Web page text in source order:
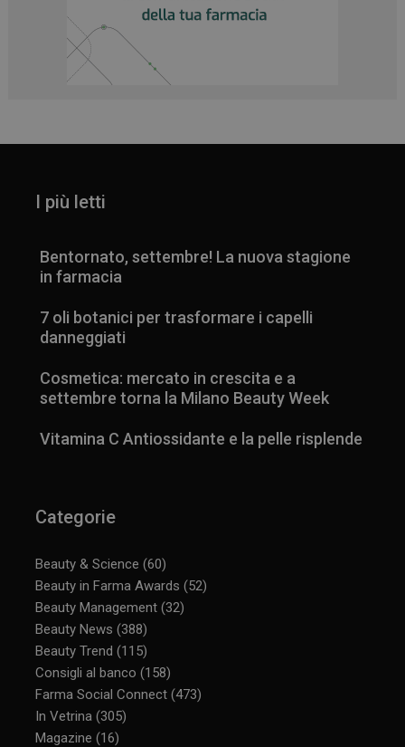
I più letti
Bentornato, settembre! La nuova stagione
in farmacia
7 oli botanici per trasformare i capelli
danneggiati
Cosmetica: mercato in crescita e a
settembre torna la Milano Beauty Week
Vitamina C Antiossidante e la pelle risplende
Categorie
Beauty & Science (60)
Beauty in Farma Awards (52)
Beauty Management (32)
Beauty News (388)
Beauty Trend (115)
Consigli al banco (158)
Farma Social Connect (473)
In Vetrina (305)
Magazine (16)